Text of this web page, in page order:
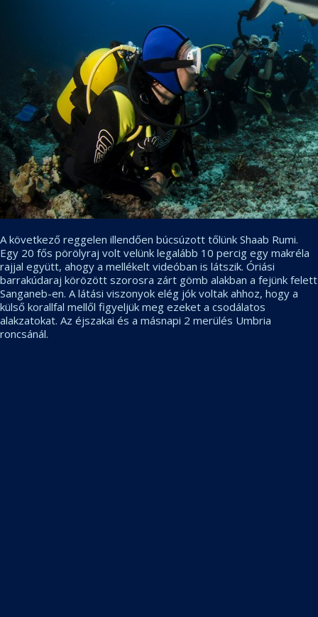
A következő reggelen illendően búcsúzott tőlünk Shaab Rumi.
Egy 20 fős pörölyraj volt velünk legalább 10 percig egy makréla
rajjal együtt, ahogy a mellékelt videóban is látszik. Óriási
barrakúdaraj körözött szorosra zárt gömb alakban a fejünk felett
Sanganeb-en. A látási viszonyok elég jók voltak ahhoz, hogy a
külső korallfal mellől figyeljük meg ezeket a csodálatos
alakzatokat. Az éjszakai és a másnapi 2 merülés Umbria
roncsánál.